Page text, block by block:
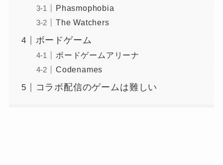
Phasmophobia
The Watchers
ボードゲーム
ボードゲームアリーナ
Codenames
コラボ配信のゲームは難しい